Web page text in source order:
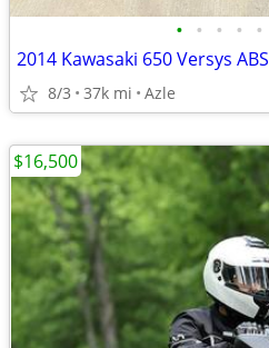
• • • • •
2014 Kawasaki 650 Versys ABS
8/3 37k mi Azle
$16,500